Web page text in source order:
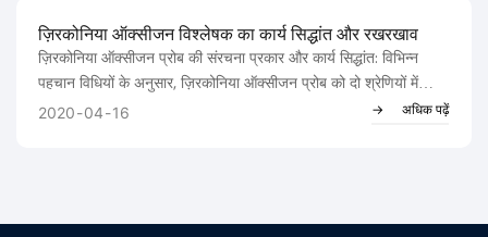
ज़िरकोनिया ऑक्सीजन विश्लेषक का कार्य सिद्धांत और रखरखाव
ज़िरकोनिया ऑक्सीजन प्रोब की संरचना प्रकार और कार्य सिद्धांत: विभिन्न
पहचान विधियों के अनुसार, ज़िरकोनिया ऑक्सीजन प्रोब को दो श्रेणियों में
विभाजित किया गया है: नमूना पहचान ऑक्सीजन प्रोब और सीधे डालने वाला
2020 04 16 अधिक पढ़ें